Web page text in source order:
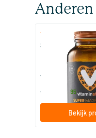
Super Magnesium
60/​120
Vitaminstore
vanaf 95
Bekijk